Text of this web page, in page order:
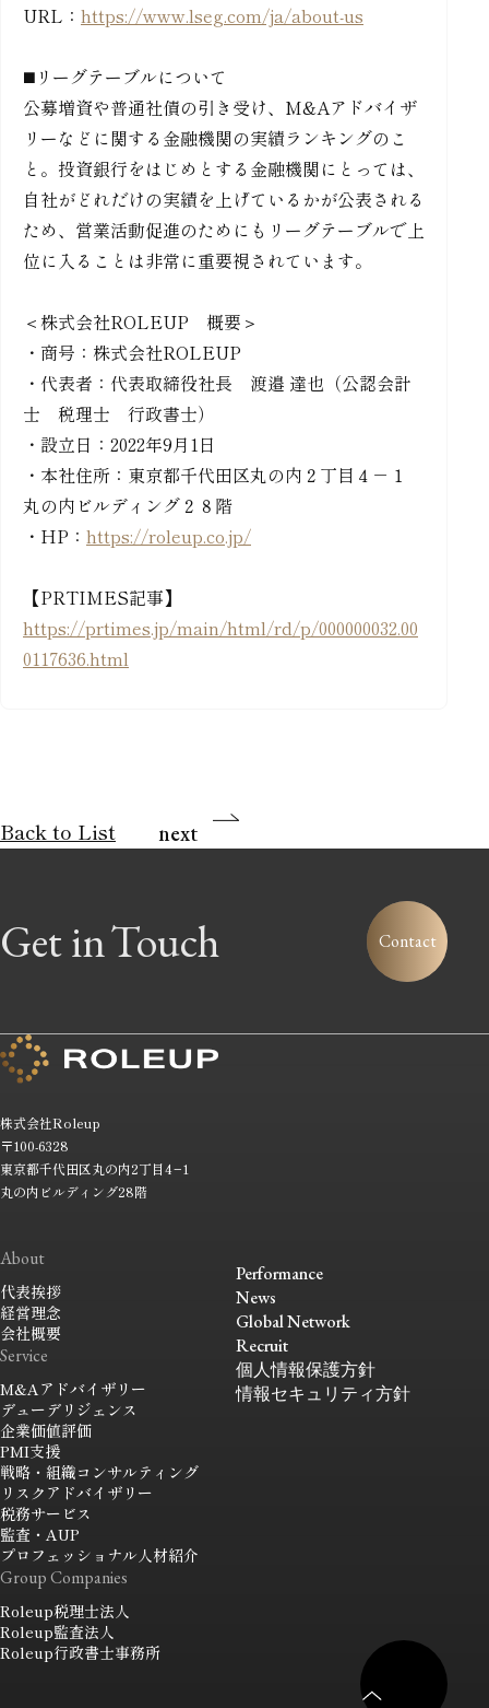
URL： https://www.lseg.com/ja/about-us
◼️リーグテーブルについて
公募増資や普通社債の引き受け、M&Aアドバイザ
リーなどに関する金融機関の実績ランキングのこ
と。投資銀行をはじめとする金融機関にとっては、
自社がどれだけの実績を上げているかが公表される
ため、営業活動促進のためにもリーグテーブルで上
位に入ることは非常に重要視されています。
＜株式会社ROLEUP 概要＞
・商号：株式会社ROLEUP
・代表者：代表取締役社長 渡邉 達也（公認会計
士 税理士 行政書士）
・設立日：2022年9月1日
・本社住所：東京都千代田区丸の内２丁目４－１
丸の内ビルディング２８階
・HP： https://roleup.co.jp/
【PRTIMES記事】
https://prtimes.jp/main/html/rd/p/000000032.00
0117636.html
Back to List next
Get inTouch Contact
株式会社Roleup
〒100-6328
東京都千代田区丸の内2丁目4−1
丸の内ビルディング28階
About
代表挨拶
経営理念
会社概要
Service
M&Aアドバイザリー
デューデリジェンス
企業価値評価
PMI支援
戦略・組織コンサルティング
リスクアドバイザリー
税務サービス
監査・AUP
プロフェッショナル人材紹介
Group Companies
Roleup税理士法人
Roleup監査法人
Roleup行政書士事務所
Performance
News
Global Network
Recruit
個人情報保護方針
情報セキュリティ方針